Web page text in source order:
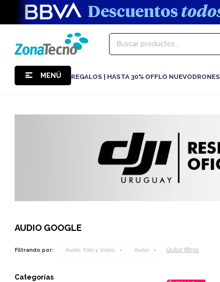
MENÚ REGALOS | HASTA 30% OFFLO NUEVODRONES
AUDIO GOOGLE
Filtrando por: Audio, Foto y Video Audio Quitar filtros
Categorías